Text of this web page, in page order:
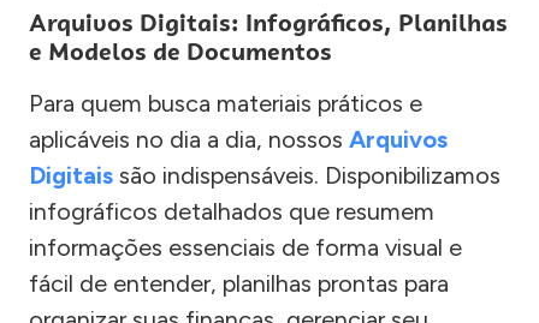
Arquivos Digitais: Infográficos, Planilhas
e Modelos de Documentos
Para quem busca materiais práticos e
aplicáveis no dia a dia, nossos Arquivos
Digitais são indispensáveis. Disponibilizamos
infográficos detalhados que resumem
informações essenciais de forma visual e
fácil de entender, planilhas prontas para